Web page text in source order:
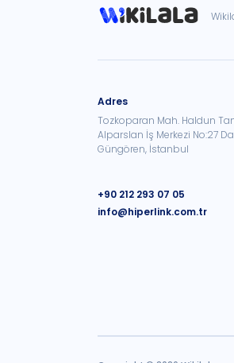
Adres
Tozkoparan Mah. Haldun
Alparslan İş Merkezi No:27
Güngören, İstanbul
+90 212 293 07 05
info@hiperlink.com.tr